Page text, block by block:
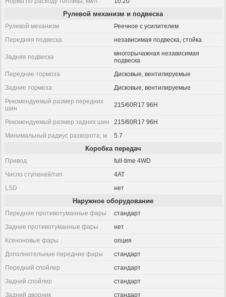
Рулевой механизм и подвеска
Рулевой механизм
Реечное с усилителем
Передняя подвеска
независимая подвеска, стойка
Задняя подвеска
многорычажная независимая
подвеска
Передние тормоза
Дисковые, вентилируемые
Задние тормоза
Дисковые, вентилируемые
Рекомендуемый размер передних
шин
215/60R17 96H
Рекомендуемый размер задних шин
215/60R17 96H
Минимальный радиус разворота, м
5.7
Коробка передач
Привод
full-time 4WD
Число ступеней/тип
4AT
LSD
нет
Наружное оборудование
Передние противотуманные фары
стандарт
Задние противотуманные фары
нет
Ксеноновые фары
опция
Дополнительные передние фары
стандарт
Передний спойлер
стандарт
Задний спойлер
стандарт
Задний дворник
стандарт